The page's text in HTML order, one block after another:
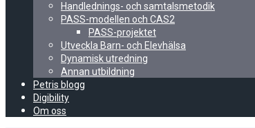
Handlednings- och samtalsmetodik
PASS-modellen och CAS2
PASS-projektet
Utveckla Barn- och Elevhälsa
Dynamisk utredning
Annan utbildning
Petris blogg
Digibility
Om oss